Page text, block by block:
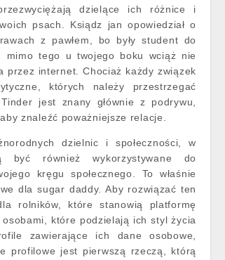
dzielące ich różnice i
psach. Ksiądz jan opowiedział o
z pawłem, bo były student do
mimo tego u twojego boku wciąż nie
przez internet. Chociaż każdy związek
których należy przestrzegać
jest znany głównie z podrywu,
znaleźć poważniejsze relacje.
dzielnic i społeczności, w
być również wykorzystywane do
kręgu społecznego. To właśnie
dla sugar daddy. Aby rozwiązać ten
rolników, które stanowią platformę
które podzielają ich styl życia
zawierające ich dane osobowe,
profilowe jest pierwszą rzeczą, którą